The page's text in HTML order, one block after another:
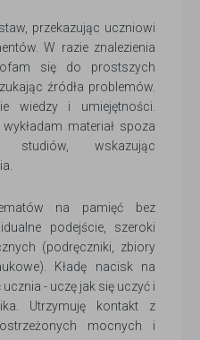
przekazując uczniowi
W razie znalezienia
się do prostszych
źródła problemów.
wiedzy i umiejętności.
materiał spoza
studiów, wskazując
na pamięć bez
podejście, szeroki
(podręczniki, zbiory
Kładę nacisk na
- uczę jak się uczyć i
Utrzymuję kontakt z
mocnych i